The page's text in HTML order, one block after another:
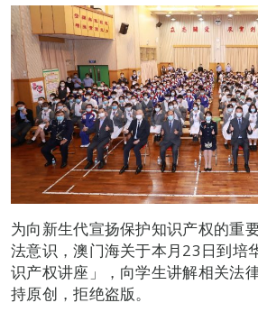
为向新生代宣扬保护知识产权的重
法意识，澳门海关于本月23日到培
识产权讲座」，向学生讲解相关法
持原创，拒绝盗版。